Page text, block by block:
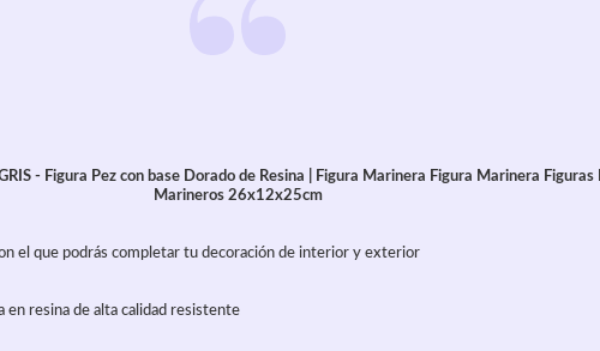
- Figura Pez con base Dorado de Resina | Figura Marinera Figura Marinera Figuras
Marineros 26x12x25cm
el que podrás completar tu decoración de interior y exterior
en resina de alta calidad resistente